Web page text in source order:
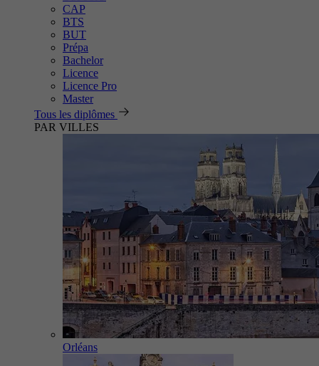
CAP
BTS
BUT
Prépa
Bachelor
Licence
Licence Pro
Master
Tous les diplômes
PAR VILLES
Orléans